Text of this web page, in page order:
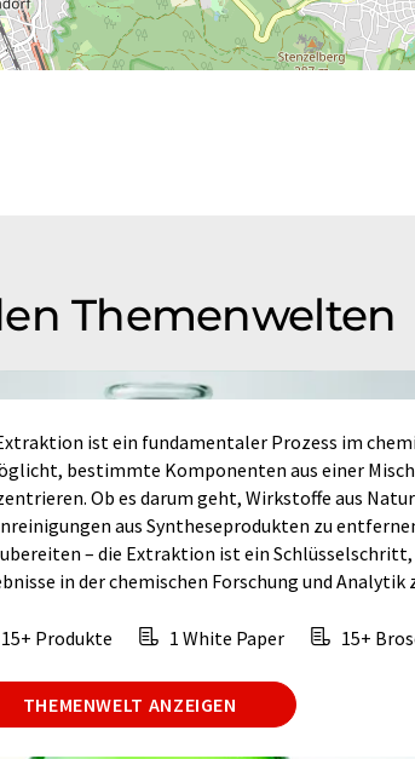
Themenwelten
ist ein fundamentaler Prozess im
bestimmte Komponenten aus einer
Ob es darum geht, Wirkstoffe aus
aus Syntheseprodukten zu
– die Extraktion ist ein
in der chemischen Forschung und Analytik
15+ Produkte 1 White Paper 15+
THEMENWELT ANZEIGEN